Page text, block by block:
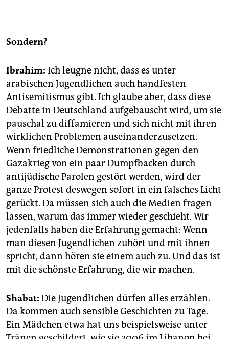
Sondern?
Ibrahim: Ich leugne nicht, dass es unter
arabischen Jugendlichen auch handfesten
Antisemitismus gibt. Ich glaube aber, dass diese
Debatte in Deutschland aufgebauscht wird, um sie
pauschal zu diffamieren und sich nicht mit ihren
wirklichen Problemen auseinanderzusetzen.
Wenn friedliche Demonstrationen gegen den
Gazakrieg von ein paar Dumpfbacken durch
antijüdische Parolen gestört werden, wird der
ganze Protest deswegen sofort in ein falsches Licht
gerückt. Da müssen sich auch die Medien fragen
lassen, warum das immer wieder geschieht. Wir
jedenfalls haben die Erfahrung gemacht: Wenn
man diesen Jugendlichen zuhört und mit ihnen
spricht, dann hören sie einem auch zu. Und das ist
mit die schönste Erfahrung, die wir machen.
Shabat: Die Jugendlichen dürfen alles erzählen.
Da kommen auch sensible Geschichten zu Tage.
Ein Mädchen etwa hat uns beispielsweise unter